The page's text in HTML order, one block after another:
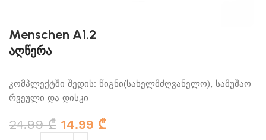
Menschen A1.2
აღწერა
კომპლექტში შედის: წიგნი(სახელმძღვანელო), სამუშაო
რვეული და დისკი
24.99₾ 14.99 ₾